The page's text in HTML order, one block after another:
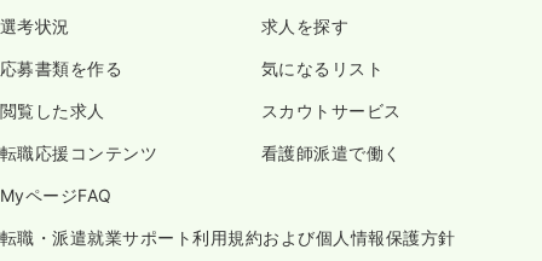
選考状況 求人を探す
応募書類を作る 気になるリスト
閲覧した求人 スカウトサービス
転職応援コンテンツ 看護師派遣で働く
MyページFAQ
転職・派遣就業サポート利用規約および個人情報保護方針